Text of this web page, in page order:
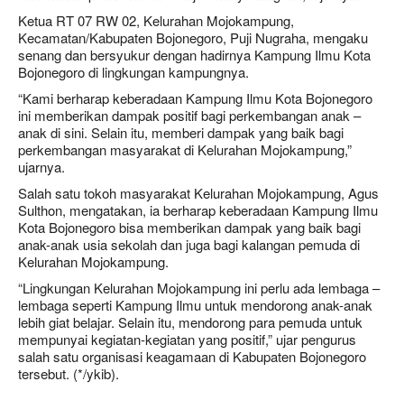
Ketua RT 07 RW 02, Kelurahan Mojokampung,
Kecamatan/Kabupaten Bojonegoro, Puji Nugraha, mengaku
senang dan bersyukur dengan hadirnya Kampung Ilmu Kota
Bojonegoro di lingkungan kampungnya.
“Kami berharap keberadaan Kampung Ilmu Kota Bojonegoro
ini memberikan dampak positif bagi perkembangan anak –
anak di sini. Selain itu, memberi dampak yang baik bagi
perkembangan masyarakat di Kelurahan Mojokampung,”
ujarnya.
Salah satu tokoh masyarakat Kelurahan Mojokampung, Agus
Sulthon, mengatakan, ia berharap keberadaan Kampung Ilmu
Kota Bojonegoro bisa memberikan dampak yang baik bagi
anak-anak usia sekolah dan juga bagi kalangan pemuda di
Kelurahan Mojokampung.
“Lingkungan Kelurahan Mojokampung ini perlu ada lembaga –
lembaga seperti Kampung Ilmu untuk mendorong anak-anak
lebih giat belajar. Selain itu, mendorong para pemuda untuk
mempunyai kegiatan-kegiatan yang positif,” ujar pengurus
salah satu organisasi keagamaan di Kabupaten Bojonegoro
tersebut. (*/ykib).